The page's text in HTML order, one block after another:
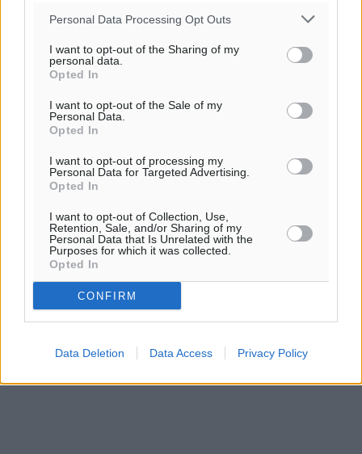
Personal Data Processing Opt Outs
I want to opt-out of the Sharing of my
personal data.
Opted In
I want to opt-out of the Sale of my
Personal Data.
Opted In
I want to opt-out of processing my
Personal Data for Targeted Advertising.
Opted In
I want to opt-out of Collection, Use,
Retention, Sale, and/or Sharing of my
Personal Data that Is Unrelated with the
Purposes for which it was collected.
Opted In
CONFIRM
Data Deletion Data Access Privacy Policy